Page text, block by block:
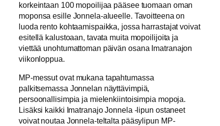
korkeintaan 100 mopoilijaa pääsee tuomaan oman
moponsa esille Jonnela-alueelle. Tavoitteena on
luoda rento kohtaamispaikka, jossa harrastajat voivat
esitellä kalustoaan, tavata muita mopoilijoita ja
viettää unohtumattoman päivän osana Imatranajon
viikonloppua.
MP-messut ovat mukana tapahtumassa
palkitsemassa Jonnelan näyttävimpiä,
persoonallisimpia ja mielenkiintoisimpia mopoja.
Lisäksi kaikki Imatranajo Jonnela -lipun ostaneet
voivat noutaa Jonnela-teltalta pääsylipun MP-